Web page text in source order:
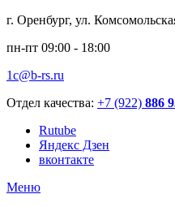
г. Оренбург, ул.
пн-пт 09:00 - 18:00
1c@b-rs.ru
Отдел качества: +7 (922) 886
Rutube
Яндекс Дзен
вконтакте
Меню